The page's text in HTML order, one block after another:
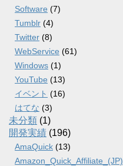
Software (7)
Tumblr (4)
Twitter (8)
WebService (61)
Windows (1)
YouTube (13)
イベント (16)
はてな (3)
未分類 (1)
開発実績 (196)
AmaQuick (13)
Amazon_Quick_Affiliate_(JP)